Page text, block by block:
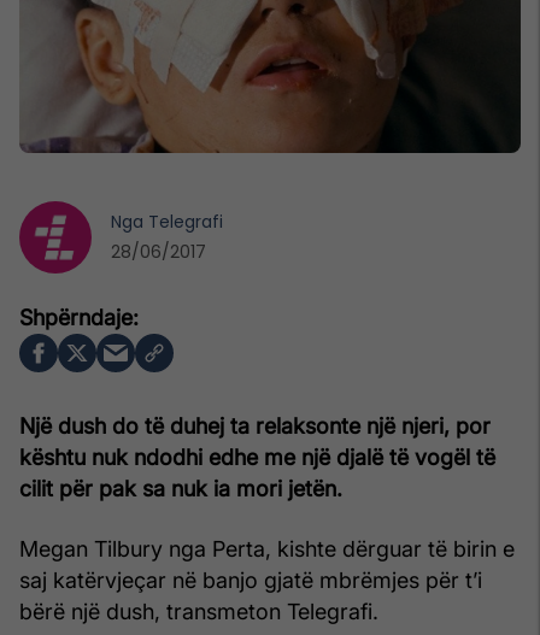
Një dush do të duhej ta relaksonte një njeri, por
kështu nuk ndodhi edhe me një djalë të vogël të
cilit për pak sa nuk ia mori jetën.
Megan Tilbury nga Perta, kishte dërguar të birin e
saj katërvjeçar në banjo gjatë mbrëmjes për t’i
bërë një dush, transmeton Telegrafi.
Nga Telegrafi
28/06/2017